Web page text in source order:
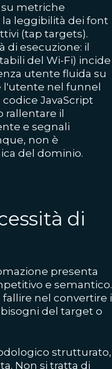
su metriche
leggibilità dei font
(tap targets).
di esecuzione: il
del Wi-Fi) incide
utente fluida su
l'utente nel funnel
JavaScript
rallentare il
e segnali
non è
del dominio.
di
presenta
e semantico.
nel convertire i
del target o
strutturato,
Non si tratta di